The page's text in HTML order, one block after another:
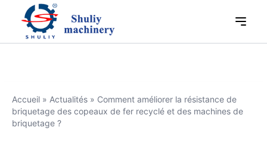
Accueil » Actualités » Comment améliorer la résistance de
briquetage des copeaux de fer recyclé et des machines de
briquetage ?